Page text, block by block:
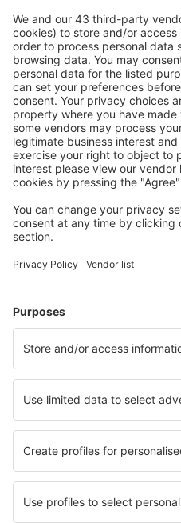
Descarga
Planifica tu viaje
Vuelos baratos
Escapadas
Vuelo+Hotel
Hoteles
Traslados
Atracciones
Eventos deportivos
Aprende más
Mejor Precio Garantizado
Aplicación móvil